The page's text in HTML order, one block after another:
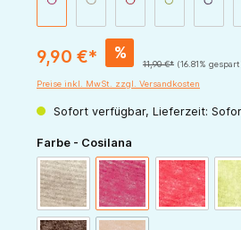
9,90 €* %
11,90 €* (16.81%
Preise inkl. MwSt. zzgl. Versandkosten
Sofort verfügbar, Lieferzeit:
Farbe - Cosilana
latte-macchiatopink-melange
rot-